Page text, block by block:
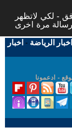
- لكي لاتظهر
اخبار الرياضة - اخبار
- ادعمونا